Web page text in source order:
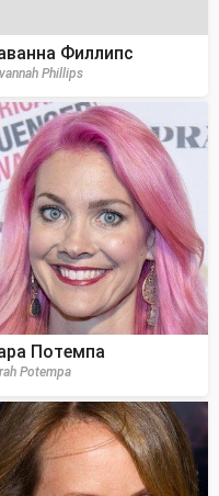
Филлипс
Phillips
Потемпа
Potempa